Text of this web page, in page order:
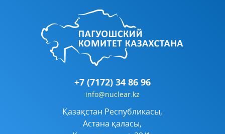
+7 (7172) 34 86 96
info@nuclear.kz
Қазақстан Республикасы,
Астана қаласы,